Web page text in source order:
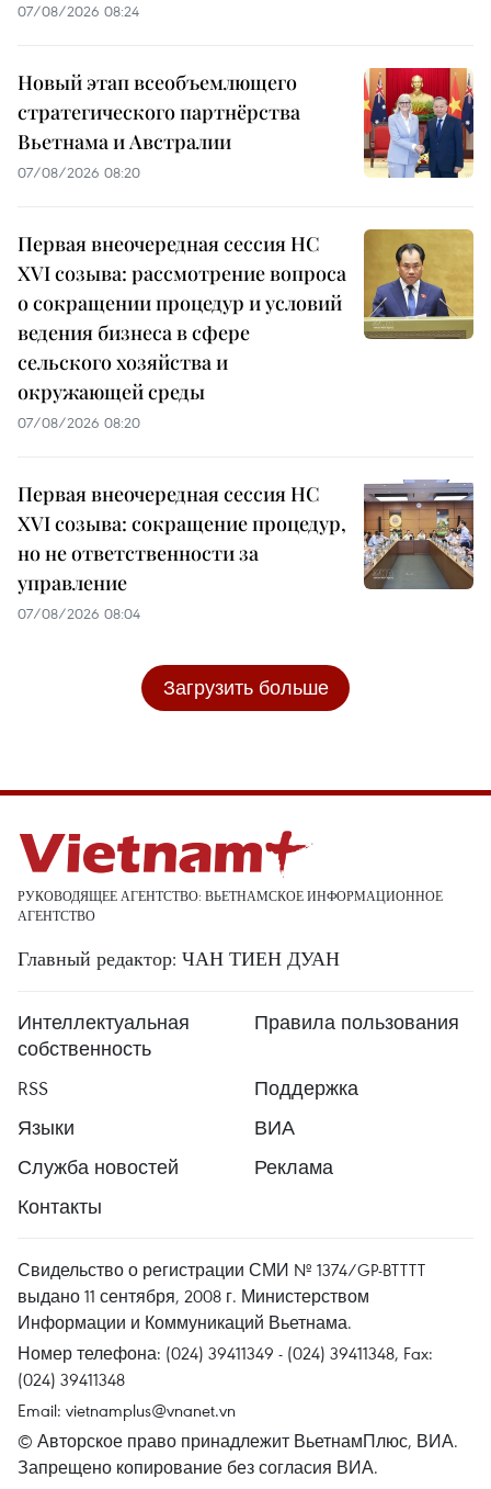
07/08/2026 08:24
Новый этап всеобъемлющего
стратегического партнёрства
Вьетнама и Австралии
07/08/2026 08:20
Первая внеочередная сессия НС
XVI созыва: рассмотрение вопроса
о сокращении процедур и условий
ведения бизнеса в сфере
сельского хозяйства и
окружающей среды
07/08/2026 08:20
Первая внеочередная сессия НС
XVI созыва: сокращение процедур,
но не ответственности за
управление
07/08/2026 08:04
Загрузить больше
РУКОВОДЯЩЕЕ АГЕНТСТВО: ВЬЕТНАМСКОЕ ИНФОРМАЦИОННОЕ
АГЕНТСТВО
Главный редактор: ЧАН ТИЕН ДУАН
Интеллектуальная
собственность
Правила пользования
RSS
Поддержка
Языки
ВИА
Служба новостей
Реклама
Контакты
Свидельство о регистрации СМИ № 1374/GP-BTTTT
выдано 11 сентября, 2008 г. Министерством
Информации и Коммуникаций Вьетнама.
Номер телефона: (024) 39411349 - (024) 39411348, Fax:
(024) 39411348
Email: vietnamplus@vnanet.vn
© Авторское право принадлежит ВьетнамПлюс, ВИА.
Запрещено копирование без согласия ВИА.